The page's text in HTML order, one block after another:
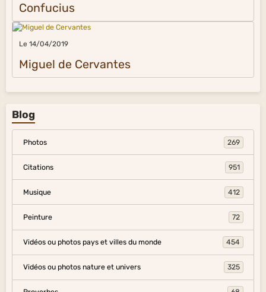
Confucius
Le 14/04/2019
Miguel de Cervantes
Blog
Photos 269
Citations 951
Musique 412
Peinture 72
Vidéos ou photos pays et villes du monde 454
Vidéos ou photos nature et univers 325